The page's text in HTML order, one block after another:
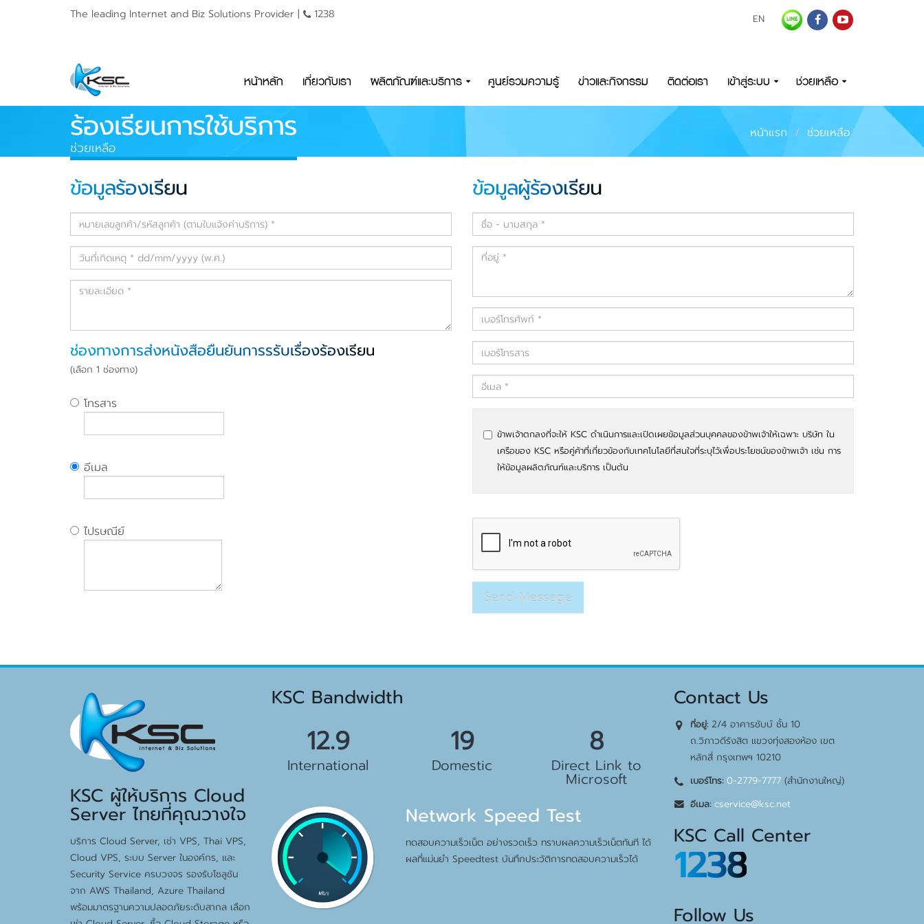
The leading Internet and Biz Solutions Provider | 1238 EN
หน้าหลัก เกี่ยวกับเรา ผลิตภัณฑ์และบริการ ศูนย์รวมความรู้ ข่าวและกิจกรรม ติดต่อเรา เข้าสู่ระบบ ช่วยเหลือ
ร้องเรียนการใช้บริการ
ช่วยเหลือ
หน้าแรก ช่วยเหลือ
ข้อมูลร้องเรียน
ช่องทางการส่งหนังสือยืนยันการรรับเรื่องร้องเรียน
(เลือก 1 ช่องทาง)
โทรสาร
อีเมล
ไปรษณีย์
ข้อมูลผู้ร้องเรียน
ข้าพเจ้าตกลงที่จะให้ KSC ดำเนินการและเปิดเผยข้อมูลส่วนบุคคลของข้าพเจ้าให้เฉพาะ บริษัท ใน
เครือของ KSC หรือคู่ค้าที่เกี่ยวข้องกับเทคโนโลยีที่สนใจที่ระบุไว้เพื่อประโยชน์ของข้าพเจ้า เช่น การ
ให้ข้อมูลผลิตภัณฑ์และบริการ เป็นต้น
KSC ผู้ให้บริการ Cloud
Server ไทยที่คุณวางใจ
บริการ Cloud Server, เช่า VPS, Thai VPS,
Cloud VPS, ระบบ Server ในองค์กร, และ
Security Service ครบวงจร รองรับโซลูชัน
จาก AWS Thailand, Azure Thailand
พร้อมมาตรฐานความปลอดภัยระดับสากล เลือก
KSC Bandwidth
14.5
International
21
Domestic
9
Direct Link to
Microsoft
Network Speed Test
ทดสอบความเร็วเน็ต อย่างรวดเร็ว ทราบผลความเร็วเน็ตทันที ได้
ผลที่แม่นยำ Speedtest บันทึกประวัติการทดสอบความเร็วได้
Contact Us
ที่อยู่:2/4 อาคารชับบ์ ชั้น 10
ถ.วิภาวดีรังสิต แขวงทุ่งสองห้อง เขต
หลักสี่ กรุงเทพฯ 10210
เบอร์โทร: 0-2779-7777(สำนักงานใหญ่)
อีเมล: cservice@ksc.net
KSC Call Center
1238
Follow Us